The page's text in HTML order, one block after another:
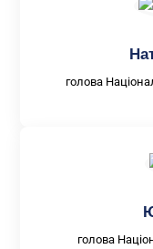
голова
голова